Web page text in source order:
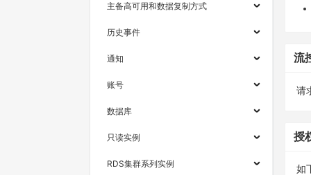
主备高可用和数据复制方式
历史事件
通知
账号
数据库
只读实例
RDS集群系列实例
流
请
授
如